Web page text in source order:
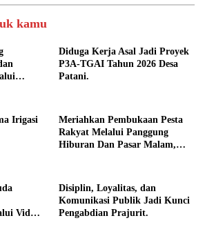
kamu
Diduga Kerja Asal Jadi Proyek
P3A-TGAI Tahun 2026 Desa
Patani.
Irigasi
Meriahkan Pembukaan Pesta
Rakyat Melalui Panggung
Hiburan Dan Pasar Malam,
Video
Disiplin, Loyalitas, dan
Komunikasi Publik Jadi Kunci
Pengabdian Prajurit.